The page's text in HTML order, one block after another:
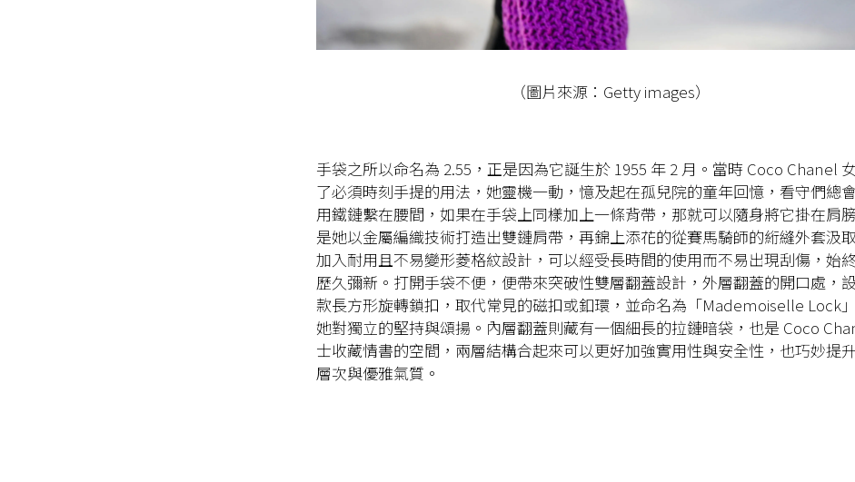
（圖片來源：Getty images）
手袋之所以命名為 2.55，正是因為它誕生於 1955 年 2 月。當時 Coco Chanel
了必須時刻手提的用法，她靈機一動，憶及起在孤兒院的童年回憶，看守們總
用鐵鏈繫在腰間，如果在手袋上同樣加上一條背帶，那就可以隨身將它掛在肩
是她以金屬編織技術打造出雙鏈肩帶，再錦上添花的從賽馬騎師的絎縫外套汲
加入耐用且不易變形菱格紋設計，可以經受長時間的使用而不易出現刮傷，始
歷久彌新。打開手袋不便，便帶來突破性雙層翻蓋設計，外層翻蓋的開口處，
款長方形旋轉鎖扣，取代常見的磁扣或釦環，並命名為「Mademoiselle Lock
她對獨立的堅持與頌揚。內層翻蓋則藏有一個細長的拉鏈暗袋，也是 Coco
士收藏情書的空間，兩層結構合起來可以更好加強實用性與安全性，也巧妙提
層次與優雅氣質。